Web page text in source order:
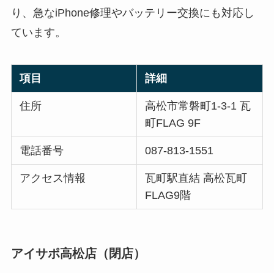
り、急なiPhone修理やバッテリー交換にも対応し
ています。
項目 詳細
住所
高松市常磐町1-3-1 瓦
町FLAG 9F
電話番号 087-813-1551
アクセス情報
瓦町駅直結 高松瓦町
FLAG9階
アイサポ高松店（閉店）